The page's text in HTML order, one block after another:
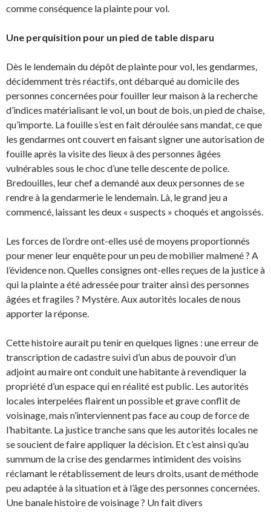
comme conséquence la plainte pour vol.
Une perquisition pour un pied de table disparu
Dès le lendemain du dépôt de plainte pour vol, les gendarmes,
décidemment très réactifs, ont débarqué au domicile des
personnes concernées pour fouiller leur maison à la recherche
d’indices matérialisant le vol, un bout de bois, un pied de chaise,
qu’importe. La fouille s’est en fait déroulée sans mandat, ce que
les gendarmes ont couvert en faisant signer une autorisation de
fouille après la visite des lieux à des personnes âgées
vulnérables sous le choc d’une telle descente de police.
Bredouilles, leur chef a demandé aux deux personnes de se
rendre à la gendarmerie le lendemain. Là, le grand jeu a
commencé, laissant les deux « suspects » choqués et angoissés.
Les forces de l’ordre ont-elles usé de moyens proportionnés
pour mener leur enquête pour un peu de mobilier malmené ? A
l’évidence non. Quelles consignes ont-elles reçues de la justice à
qui la plainte a été adressée pour traiter ainsi des personnes
âgées et fragiles ? Mystère. Aux autorités locales de nous
apporter la réponse.
Cette histoire aurait pu tenir en quelques lignes : une erreur de
transcription de cadastre suivi d’un abus de pouvoir d’un
adjoint au maire ont conduit une habitante à revendiquer la
propriété d’un espace qui en réalité est public. Les autorités
locales interpelées flairent un possible et grave conflit de
voisinage, mais n’interviennent pas face au coup de force de
l’habitante. La justice tranche sans que les autorités locales ne
se soucient de faire appliquer la décision. Et c’est ainsi qu’au
summum de la crise des gendarmes intimident des voisins
réclamant le rétablissement de leurs droits, usant de méthode
peu adaptée à la situation et à l’âge des personnes concernées.
Une banale histoire de voisinage ? Un fait divers